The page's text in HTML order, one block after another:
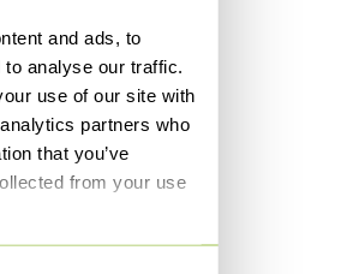
and ads, to
analyse our traffic.
use of our site with
partners who
that you’ve
from your use